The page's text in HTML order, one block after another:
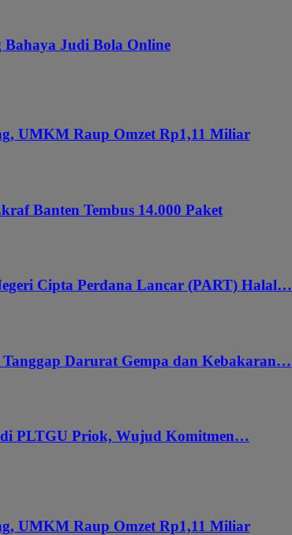
Bahaya Judi Bola Online
UMKM Raup Omzet Rp1,11 Miliar
Banten Tembus 14.000 Paket
Cipta Perdana Lancar (PART) Halal…
Darurat Gempa dan Kebakaran…
di PLTGU Priok, Wujud Komitmen…
UMKM Raup Omzet Rp1,11 Miliar